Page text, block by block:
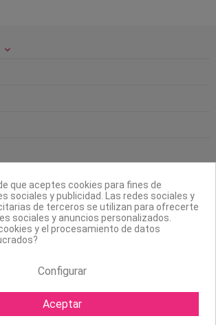
que aceptes cookies para fines de
sociales y publicidad. Las redes sociales y
de terceros se utilizan para ofrecerte
sociales y anuncios personalizados.
y el procesamiento de datos
Configurar
Aceptar